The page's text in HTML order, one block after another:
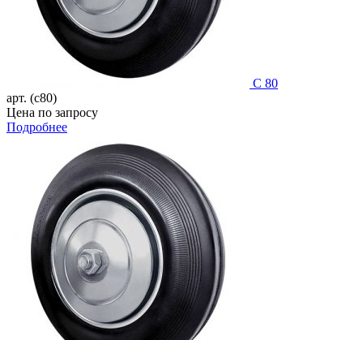
C 80
арт. (c80)
Цена по запросу
Подробнее